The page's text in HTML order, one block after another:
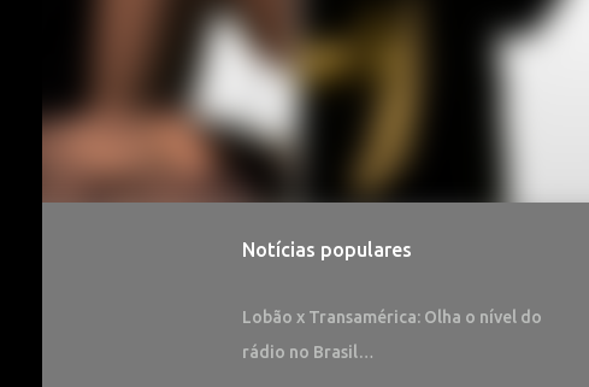
Notícias populares
Lobão x Transamérica: Olha o nível do
rádio no Brasil…